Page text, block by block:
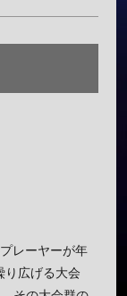
レーヤーが年
り広げる大会